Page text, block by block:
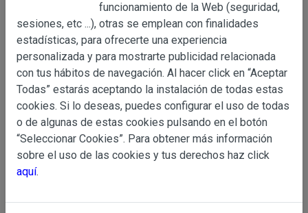
OBJETO
Información
Básica
sobre
de Datos
OBJETO
Las presentes Condiciones Generales regulan la
web www.perustocks.es, del que es titular ALBERT
YACARINE (en adelante, PERUSTOCKS).
La adquisición de cualesquiera de los productos
funcionamiento de la Web (seguridad,
sesiones, etc ...), otras se emplean con finalidades
estadísticas, para ofrecerte una experiencia
personalizada y para mostrarte publicidad relacionada
con tus hábitos de navegación. Al hacer click en “Aceptar
Todas” estarás aceptando la instalación de todas estas
cookies. Si lo deseas, puedes configurar el uso de todas
o de algunas de estas cookies pulsando en el botón
“Seleccionar Cookies”. Para obtener más información
sobre el uso de las cookies y tus derechos haz click
aquí.